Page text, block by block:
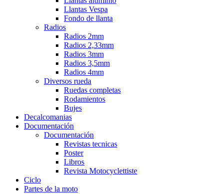
Llantas Vespa
Fondo de llanta
Radios
Radios 2mm
Radios 2,33mm
Radios 3mm
Radios 3,5mm
Radios 4mm
Diversos rueda
Ruedas completas
Rodamientos
Bujes
Decalcomanias
Documentación
Documentación
Revistas tecnicas
Poster
Libros
Revista Motocyclettiste
Ciclo
Partes de la moto